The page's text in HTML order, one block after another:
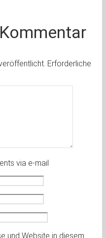
Erforderliche
via e-mail
und Website in diesem